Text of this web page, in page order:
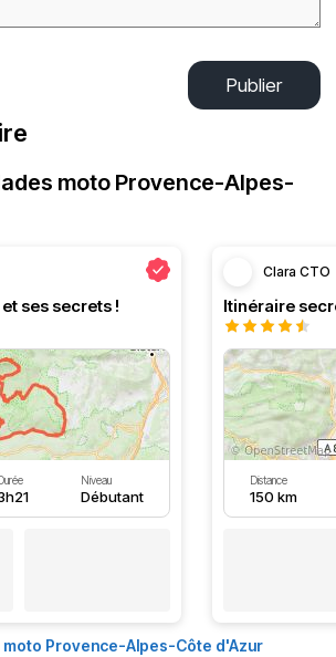
Publier
moto Provence-Alpes-
ses secrets !
Niveau
Débutant
Clara CTO
Distance
150 km
Provence-Alpes-Côte d'Azur